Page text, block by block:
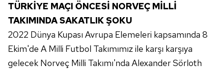
TÜRKİYE MAÇI ÖNCESİ NORVEÇ MİLLİ
TAKIMINDA SAKATLIK ŞOKU
2022 Dünya Kupası Avrupa Elemeleri kapsamında 8
Ekim'de A Milli Futbol Takımımız ile karşı karşıya
gelecek Norveç Milli Takımı'nda Alexander Sörloth